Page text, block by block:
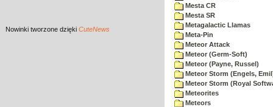
Nowinki tworzone dzięki CuteNews
Mesta CR
Mesta SR
Metagalactic Llamas
Meta-Pin
Meteor Attack
Meteor (Germ-Soft)
Meteor (Payne, Russel)
Meteor Storm (Engels,
Meteor Storm (Royal
Meteorites
Meteors